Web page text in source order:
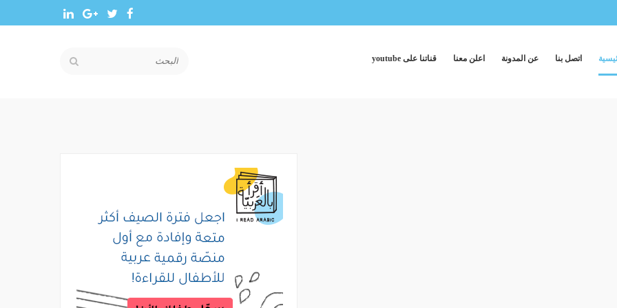
اتصل بنا عن المدونة اعلن معنا قناتنا على youtube